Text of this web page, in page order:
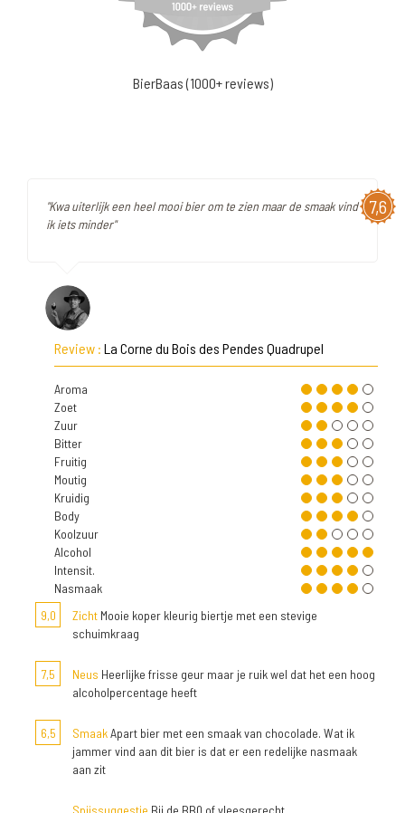
BierBaas (1000+ reviews)
7,6
"Kwa uiterlijk een heel mooi bier om te zien maar de smaak vind
ik iets minder"
Review : La Corne du Bois des Pendes Quadrupel
Aroma
Zoet
Zuur
Bitter
Fruitig
Moutig
Kruidig
Body
Koolzuur
Alcohol
Intensit.
Nasmaak
9,0
Zicht Mooie koper kleurig biertje met een stevige
schuimkraag
7,5 Neus Heerlijke frisse geur maar je ruik wel dat het een hoog
alcoholpercentage heeft
6,5 SmaakApart bier met een smaak van chocolade. Wat ik
jammer vind aan dit bier is dat er een redelijke nasmaak
aan zit
Spijssuggestie Bij de BBQ of vleesgerecht